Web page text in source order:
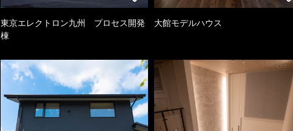
東京エレクトロン九州 プロセス開発
棟
大館モデルハウス